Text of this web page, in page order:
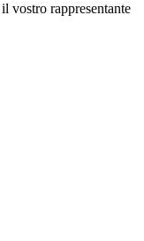
vostro rappresentante